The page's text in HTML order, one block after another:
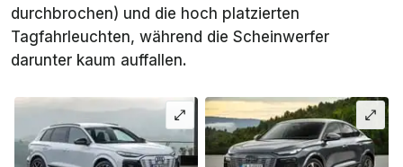
durchbrochen) und die hoch platzierten
Tagfahrleuchten, während die Scheinwerfer
darunter kaum auffallen.